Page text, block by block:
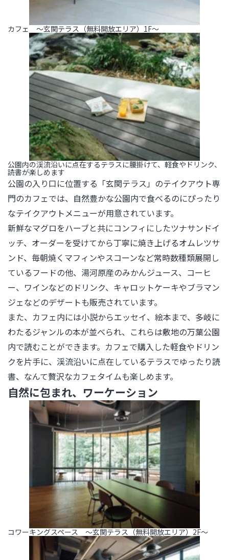
カフェ ～玄関テラス（無料開放エリア）1F～
公園内の渓流沿いに点在するテラスに腰掛けて、軽食やドリンク、
読書が楽しめます
公園の入り口に位置する「玄関テラス」のテイクアウト専
門のカフェでは、自然豊かな公園内で食べるのにぴったり
なテイクアウトメニューが用意されています。
新鮮なマグロをハーブと共にコンフィにしたツナサンドイ
ッチ、オーダーを受けてから丁寧に焼き上げるオムレツサ
ンド、毎朝焼くマフィンやスコーンなど常時数種類展開し
ているフードの他、湯河原産のみかんジュース、コーヒ
ー、ワインなどのドリンク、キャロットケーキやブラマン
ジェなどのデザートも販売されています。
また、カフェ内には小説からエッセイ、絵本まで、多岐に
わたるジャンルの本が並べられ、これらは敷地の万葉公園
内で読むことができます。カフェで購入した軽食やドリン
クを片手に、渓流沿いに点在しているテラスでゆったり読
書、なんて贅沢なカフェタイムも楽しめます。
自然に包まれ、ワーケーション
コワーキングスペース ～玄関テラス（無料開放エリア）2F～